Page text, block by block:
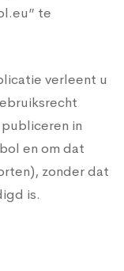
te
verleent u
in
en om dat
zonder dat
is.